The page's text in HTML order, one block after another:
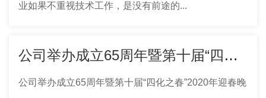
业如果不重视技术工作，是没有前途的...
公司举办成立65周年暨第十届“四化之春”2020年迎春晚会
公司举办成立65周年暨第十届“四化之春”2020年迎春晚